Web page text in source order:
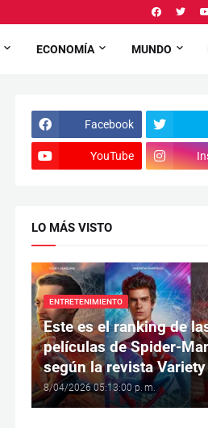
ECONOMÍA MUNDO
Facebook
YouTube
LO MÁS VISTO
ENTRETENIMIENTO
Este es el ranking de
películas de Spider-
según la revista Variety
8/04/2026 05:13:00 p. m.